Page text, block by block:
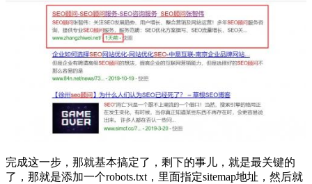
完成这一步，那就基本搞定了，剩下的事儿，就是最关键的
了，那就是添加一个robots.txt，里面指定sitemap地址，然后就